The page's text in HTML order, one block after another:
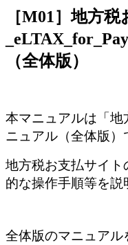
［M01］地方
（全体版）
本マニュアルは「
ニュアル（全体版）
地方税お支払サイ
的な操作手順等を説
全体版のマニュアル